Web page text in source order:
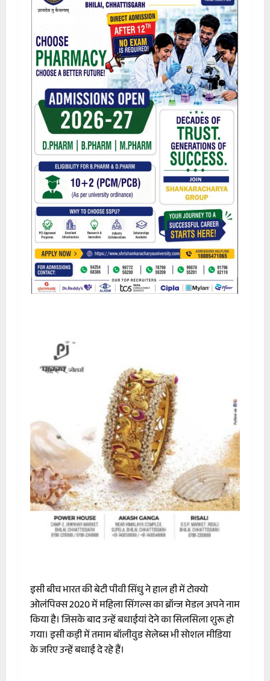
इसी बीच भारत की बेटी पीवी सिंधु ने हाल ही में टोक्यो
ओलंपिक्स 2020 में महिला सिंगल्स का ब्रॉन्ज मेडल अपने नाम
किया है। जिसके बाद उन्हें बधाईयां देने का सिलसिला शुरू हो
गया। इसी कड़ी में तमाम बॉलीवुड सेलेब्स भी सोशल मीडिया
के जरिए उन्हें बधाई दे रहे हैं।